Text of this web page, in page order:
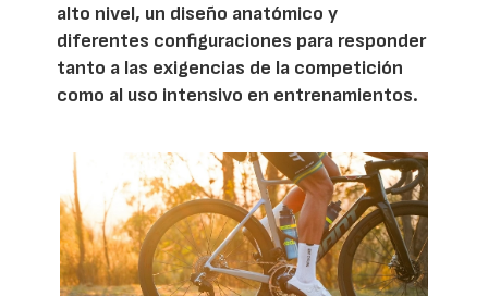
alto nivel, un diseño anatómico y
diferentes configuraciones para responder
tanto a las exigencias de la competición
como al uso intensivo en entrenamientos.